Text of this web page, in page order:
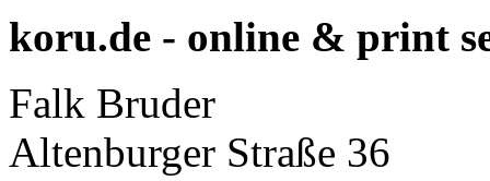
koru.de - online & print
Falk Bruder
Altenburger Straße 36